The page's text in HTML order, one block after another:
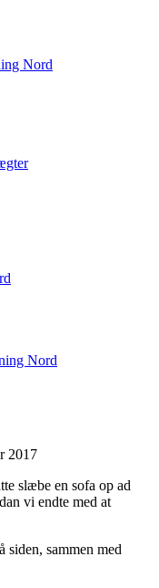
Nord
Nord
2017
slæbe en sofa op ad
vi endte med at
siden, sammen med